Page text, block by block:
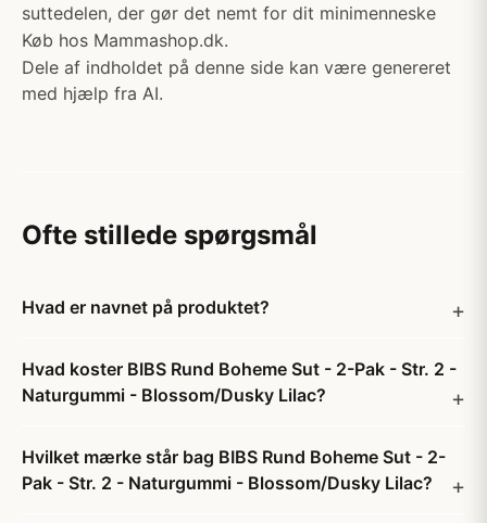
suttedelen, der gør det nemt for dit minimenneske
Køb hos Mammashop.dk.
Dele af indholdet på denne side kan være genereret
med hjælp fra AI.
Ofte stillede spørgsmål
Hvad er navnet på produktet?
Hvad koster BIBS Rund Boheme Sut - 2-Pak - Str. 2 -
Naturgummi - Blossom/Dusky Lilac?
Hvilket mærke står bag BIBS Rund Boheme Sut - 2-
Pak - Str. 2 - Naturgummi - Blossom/Dusky Lilac?